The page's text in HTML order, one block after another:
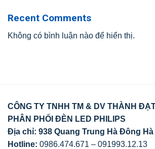
Recent Comments
Không có bình luận nào để hiển thị.
CÔNG TY TNHH TM & DV THÀNH
PHÂN PHỐI ĐÈN LED PHILIPS
Địa chỉ: 938 Quang Trung Hà Đông Hà
Hotline: 0986.474.671 – 091993.12.13